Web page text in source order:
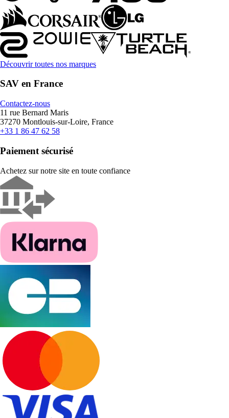
Découvrir toutes nos marques
SAV en France
Contactez-nous
11 rue Bernard Maris
37270 Montlouis-sur-Loire, France
+33 1 86 47 62 58
Paiement sécurisé
Achetez sur notre site en toute confiance